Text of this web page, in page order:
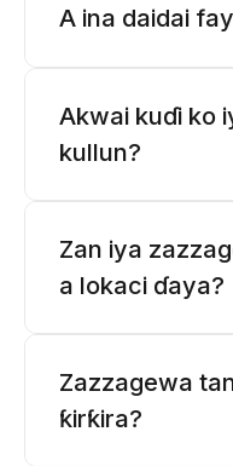
A ina daidai
Akwai kuɗi ko
kullun?
Zan iya
a lokaci ɗaya?
Zazzagewa
ƙirƙira?